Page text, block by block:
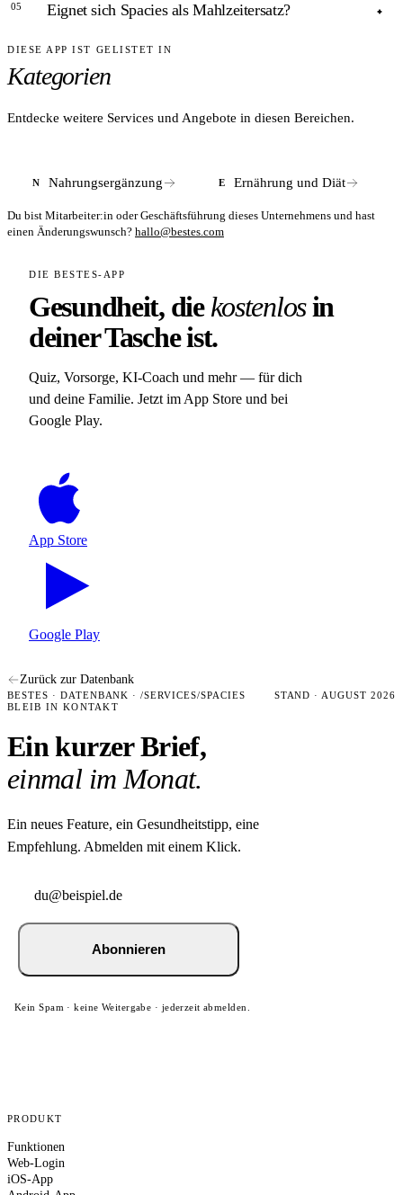
Spacies sind über den eigenen Online-Shop (spacies.de)
05 Eignet sich Spacies als Mahlzeitersatz?
ANTWORT
Nein; Spacies sind als Bestandteil einer ausgewogenen
von Ernährungsexperten (fitbook.de, 2023) keine
DIESE APP IST GELISTET IN
Kategorien
Entdecke weitere Services und Angebote in diesen Bereichen.
N Nahrungsergänzung E Ernährung und Diät
Du bist Mitarbeiter:in oder Geschäftsführung dieses Unternehmens und hast
einen Änderungswunsch? hallo@bestes.com
DIE BESTES-APP
Gesundheit, diekostenlosin
deiner Tasche ist.
Quiz, Vorsorge, KI-Coach und mehr — für dich
und deine Familie. Jetzt im App Store und bei
Google Play.
App Store
Google Play
Zurück zur Datenbank
BESTES · DATENBANK · /SERVICES/SPACIES
STAND · AUGUST 2026
BLEIB IN KONTAKT
Ein kurzer Brief,
einmal im Monat.
Ein neues Feature, ein Gesundheitstipp, eine
Empfehlung. Abmelden mit einem Klick.
Abonnieren
Kein Spam · keine Weitergabe · jederzeit abmelden.
PRODUKT
Funktionen
Web-Login
iOS-App